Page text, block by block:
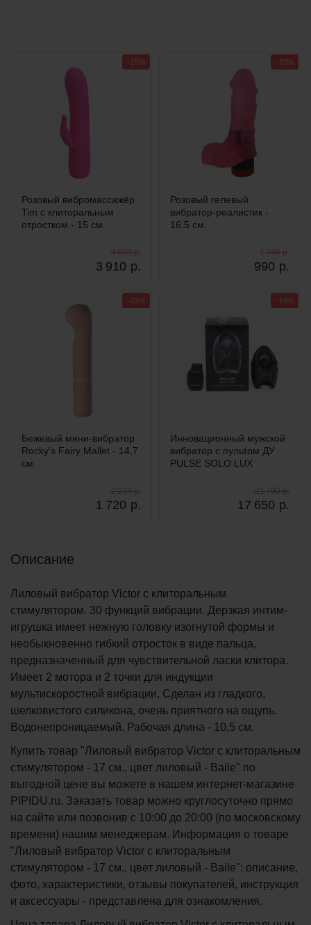
Розовый вибромассажёр
Tim с клиторальным
отростком - 15 см.
3 910 р.
4 600 р.
−15%
Розовый гелевый
вибратор-реалистик -
16,5 см.
990 р.
1 286 р.
−23%
Бежевый мини-вибратор
Rocky’s Fairy Mallet - 14,7
см.
1 720 р.
2 234 р.
−23%
Инновационный мужской
вибратор с пультом ДУ
PULSE SOLO LUX
17 650 р.
21 790 р.
−19%
Описание
Лиловый вибратор Victor с клиторальным
стимулятором. 30 функций вибрации. Дерзкая интим-
игрушка имеет нежную головку изогнутой формы и
необыкновенно гибкий отросток в виде пальца,
предназначенный для чувствительной ласки клитора.
Имеет 2 мотора и 2 точки для индукции
мультискоростной вибрации. Сделан из гладкого,
шелковистого силикона, очень приятного на ощупь.
Водонепроницаемый. Рабочая длина - 10,5 см.
Купить товар "Лиловый вибратор Victor с клиторальным
стимулятором - 17 см., цвет лиловый - Baile" по
выгодной цене вы можете в нашем интернет-магазине
PIPIDU.ru. Заказать товар можно круглосуточно прямо
на сайте или позвонив с 10:00 до 20:00 (по московскому
времени) нашим менеджерам. Информация о товаре
"Лиловый вибратор Victor с клиторальным
стимулятором - 17 см., цвет лиловый - Baile": описание,
фото, характеристики, отзывы покупателей, инструкция
и аксессуары - представлена для ознакомления.